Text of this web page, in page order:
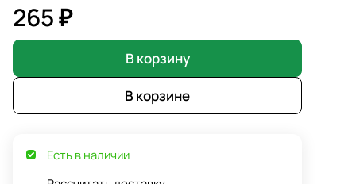
265 ₽
В корзину
В корзине
Есть в наличии